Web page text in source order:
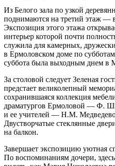
Из Белого зала по узкой
поднимаются на третий этаж —
Экспозиция этого этажа
интерьер которой почти
служила для камерных,
в Ермоловском доме по
суббота была выходным днем в
За cтоловой следует Зеленая
предстает великолепный
сохранившаяся коллекция
драматургов Ермоловой — Ф.
и ее учителей — Н.М.
Двустворчатые стеклянные
на балкон.
Завершает экспозицию уютная
По воспоминаниям дочери,